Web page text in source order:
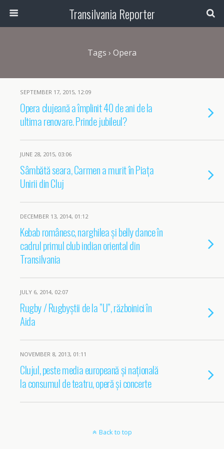
Transilvania Reporter
Tags › Opera
SEPTEMBER 17, 2015, 12:09
Opera clujeană a împlinit 40 de ani de la
ultima renovare. Prinde jubileul?
JUNE 28, 2015, 03:06
Sâmbătă seara, Carmen a murit în Piața
Unirii din Cluj
DECEMBER 13, 2014, 01:12
Kebab românesc, narghilea și belly dance în
cadrul primul club indian oriental din
Transilvania
JULY 6, 2014, 02:07
Rugby / Rugbyștii de la ”U”, războinici în
Aida
NOVEMBER 8, 2013, 01:11
Clujul, peste media europeană și națională
la consumul de teatru, operă și concerte
Back to top